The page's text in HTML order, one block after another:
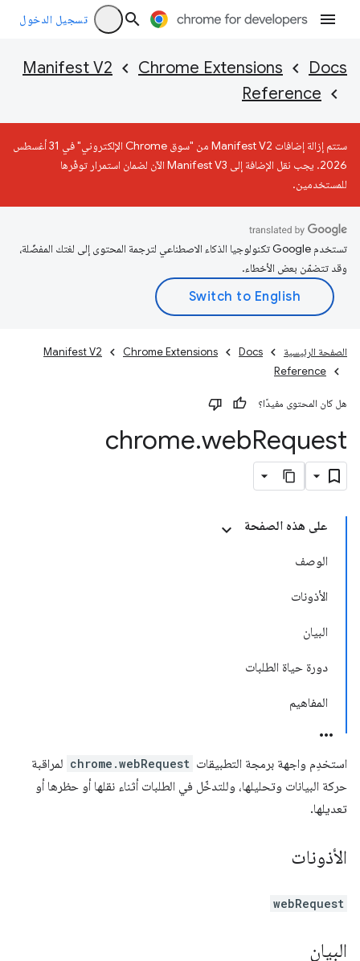
تسجيل الدخول
Docs
Chrome Extensions
Manifest V2
Reference
ستتم إزالة إضافات Manifest V2 من "سوق Chrome الإلكتروني" في 31 أغسطس
2026. يجب نقل الإضافة إلى Manifest V3 الآن لضمان استمرار توفّرها
للمستخدمين.
تستخدم Google تكنولوجيا الذكاء الاصطناعي لترجمة المحتوى إلى لغتك المفضّلة،
وقد تتضمّن بعض الأخطاء.
الصفحة الرئيسية Docs
Chrome Extensions
Manifest V2
Reference
هل كان المحتوى مفيدًا؟
chrome.webRequest
على هذه الصفحة
الوصف
الأذونات
البيان
دورة حياة الطلبات
المفاهيم
استخدِم واجهة برمجة التطبيقات chrome.webRequest لمراقبة
حركة البيانات وتحليلها، وللتدخّل في الطلبات أثناء نقلها أو حظرها أو
تعديلها.
الأذونات
webRequest
البيان